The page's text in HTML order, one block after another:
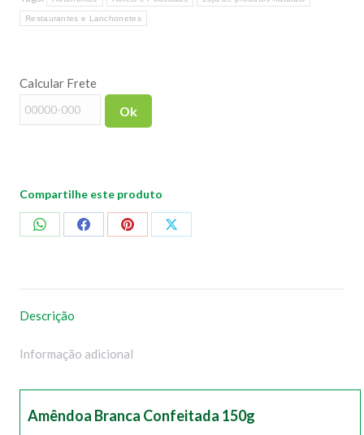
Restaurantes e Lanchonetes
Calcular Frete
Ok
Compartilhe este produto
CompartilharCompartilharCompartilharCompartilhar
Descrição
Informação adicional
Amêndoa Branca Confeitada 150g